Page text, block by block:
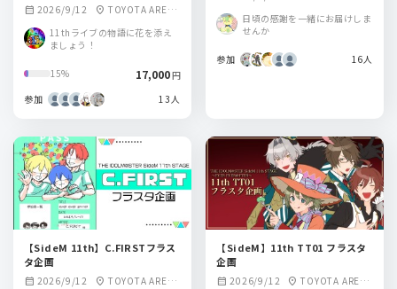
calendar_month 2026/9/12 location_on TOYOTA ARENA
11thライブの物語に花を添え
ましょう！
15% 17,000円
参加
13人
日頃の感謝を一緒にお届けしま
せんか
参加 16人
【SideM 11th】C.FIRSTフラス
タ企画
calendar_month 2026/9/12 location_on TOYOTA ARENA
【SideM】11th TT01 フラスタ
企画
calendar_month 2026/9/12 location_on TOYOTA ARENA